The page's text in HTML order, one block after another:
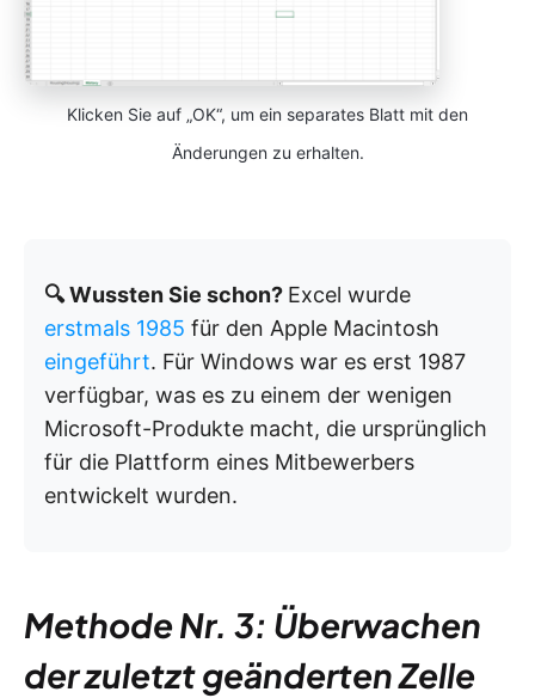
Klicken Sie auf „OK“, um ein separates Blatt mit den
Änderungen zu erhalten.
🔍 Wussten Sie schon? Excel wurde
erstmals 1985 für den Apple Macintosh
eingeführt. Für Windows war es erst 1987
verfügbar, was es zu einem der wenigen
Microsoft-Produkte macht, die ursprünglich
für die Plattform eines Mitbewerbers
entwickelt wurden.
Methode Nr. 3: Überwachen
der zuletzt geänderten Zelle